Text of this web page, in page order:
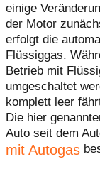
einige
der Motor
erfolgt die
Flüssiggas.
Betrieb mit
umgeschaltet
komplett leer
Die hier
Auto seit dem
mit Autogas